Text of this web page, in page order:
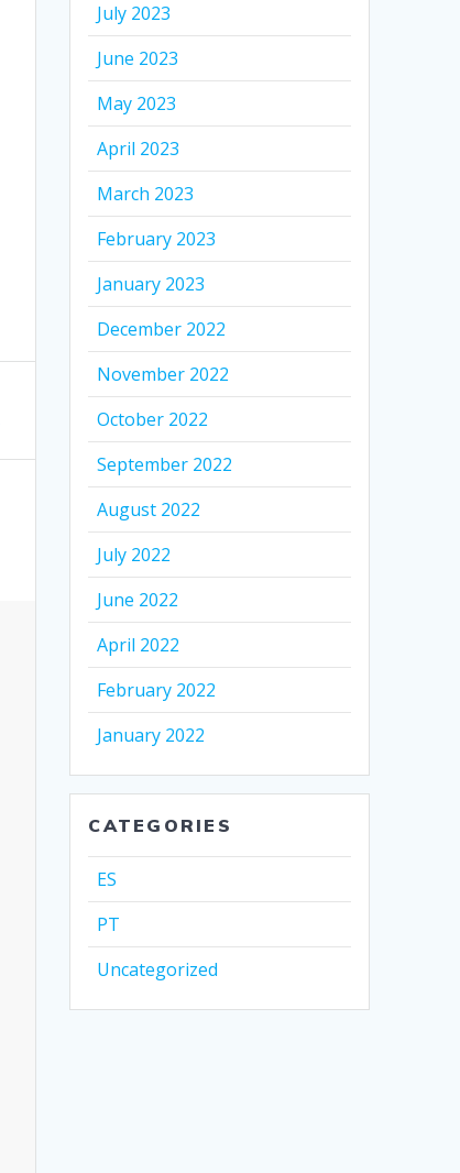
July 2023
June 2023
May 2023
April 2023
March 2023
February 2023
January 2023
December 2022
November 2022
October 2022
September 2022
August 2022
July 2022
June 2022
April 2022
February 2022
January 2022
CATEGORIES
ES
PT
Uncategorized